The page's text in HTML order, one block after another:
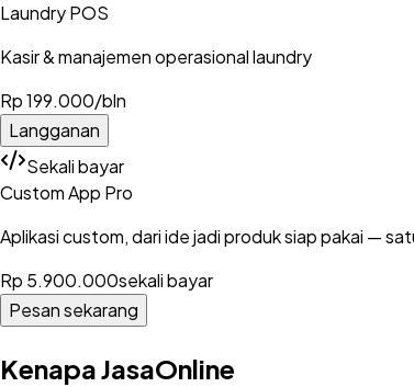
Laundry POS
Kasir & manajemen operasional laundry
Rp 199.000/bln
Langganan
Sekali bayar
Custom App Pro
Aplikasi custom, dari ide jadi produk siap pakai —
Rp 5.900.000sekali bayar
Pesan sekarang
Kenapa JasaOnline